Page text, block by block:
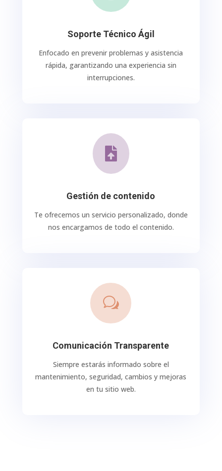
Soporte Técnico Ágil
Enfocado en prevenir problemas y asistencia
rápida, garantizando una experiencia sin
interrupciones.

Gestión de contenido
Te ofrecemos un servicio personalizado, donde
nos encargamos de todo el contenido.
w
Comunicación Transparente
Siempre estarás informado sobre el
mantenimiento, seguridad, cambios y mejoras
en tu sitio web.